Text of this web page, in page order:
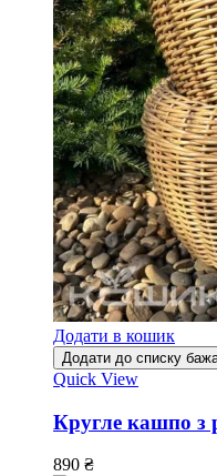
Додати в кошик
Додати до списку
Quick View
Кругле кашпо з
890 ₴